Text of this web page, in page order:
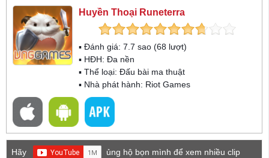
Huyền Thoại Runeterra
▪ Đánh giá: 7.7 sao (68 lượt)
▪ HĐH: Đa nền
▪ Thể loại: Đấu bài ma thuật
▪ Nhà phát hành: Riot Games
Hãy
ủng hộ bọn mình để xem nhiều clip